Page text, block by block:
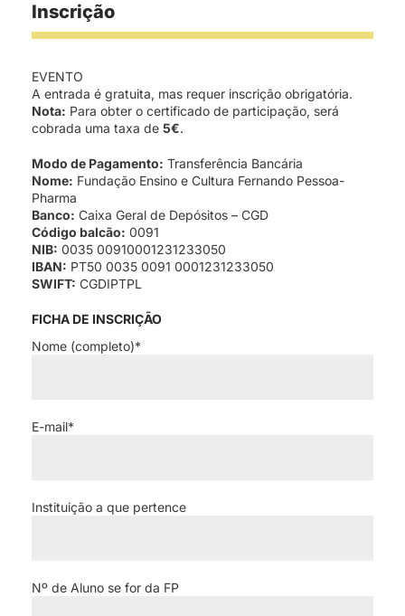
Inscrição
EVENTO
A entrada é gratuita, mas requer inscrição obrigatória.
Nota: Para obter o certificado de participação, será
cobrada uma taxa de 5€.
Modo de Pagamento: Transferência Bancária
Nome: Fundação Ensino e Cultura Fernando Pessoa-
Pharma
Banco: Caixa Geral de Depósitos – CGD
Código balcão: 0091
NIB: 0035 00910001231233050
IBAN: PT50 0035 0091 0001231233050
SWIFT: CGDIPTPL
FICHA DE INSCRIÇÃO
Nome (completo)*
E-mail*
Instituição a que pertence
Nº de Aluno se for da FP